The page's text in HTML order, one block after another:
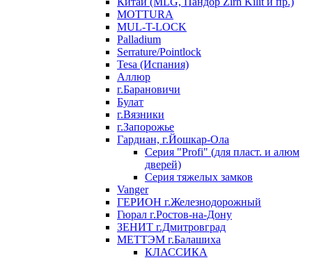
MOTTURA
MUL-T-LOCK
Palladium
Serrature/Pointlock
Tesa (Испания)
Аллюр
г.Барановичи
Булат
г.Вязники
г.Запорожье
Гардиан, г.Йошкар-Ола
Серия "Profi" (для пласт. и алюм
дверей)
Серия тяжелых замков
Vanger
ГЕРИОН г.Железнодорожный
Гюрал г.Ростов-на-Дону
ЗЕНИТ г.Дмитровград
МЕТТЭМ г.Балашиха
КЛАССИКА